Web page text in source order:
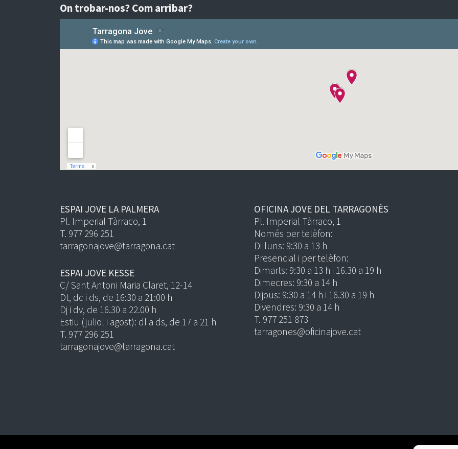
On trobar-nos? Com arribar?
ESPAI JOVE LA PALMERA
Pl. Imperial Tàrraco, 1
T. 977 296 251
tarragonajove@tarragona.cat
ESPAI JOVE KESSE
C/ Sant Antoni Maria Claret, 12-14
Dt, dc i ds, de 16:30 a 21:00 h
Dj i dv, de 16.30 a 22.00 h
Estiu (juliol i agost): dl a ds, de 17 a 21 h
T. 977 296 251
tarragonajove@tarragona.cat
OFICINA JOVE DEL TARRAGONÈS
Pl. Imperial Tàrraco, 1
Només per telèfon:
Dilluns: 9:30 a 13 h
Presencial i per telèfon:
Dimarts: 9:30 a 13 h i 16.30 a 19 h
Dimecres: 9:30 a 14 h
Dijous: 9:30 a 14 h i 16.30 a 19 h
Divendres: 9:30 a 14 h
T. 977 251 873
tarragones@oficinajove.cat